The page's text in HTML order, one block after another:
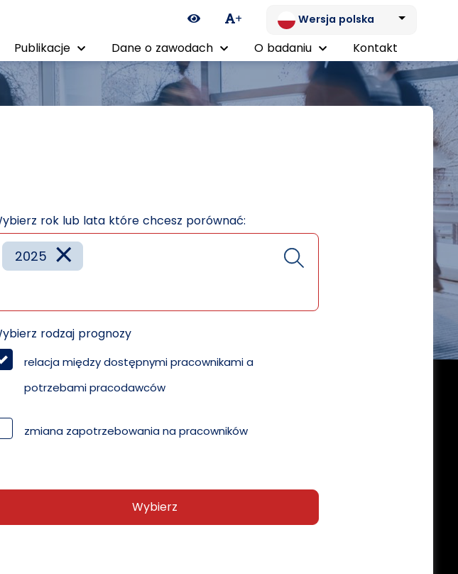
Ikona zmiany kontrastu
+ Wersja polska
Publikacje Dane o zawodach O badaniu Kontakt
rok lub lata które chcesz porównać:
×
2025
rodzaj prognozy
relacja między dostępnymi pracownikami a
potrzebami pracodawców
zmiana zapotrzebowania na pracowników
Wybierz